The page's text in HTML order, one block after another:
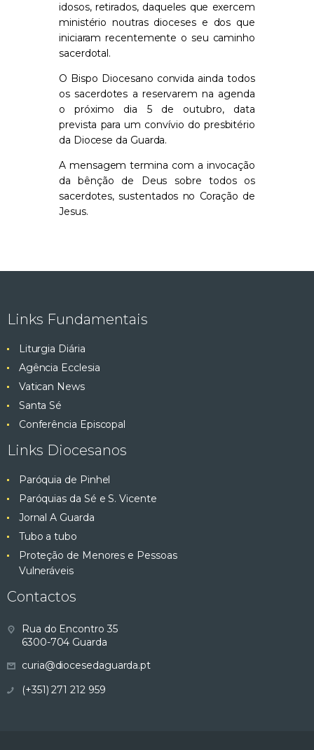
idosos, retirados, daqueles que exercem
ministério noutras dioceses e dos que
iniciaram recentemente o seu caminho
sacerdotal.
O Bispo Diocesano convida ainda todos
os sacerdotes a reservarem na agenda
o próximo dia 5 de outubro, data
prevista para um convívio do presbitério
da Diocese da Guarda.
A mensagem termina com a invocação
da bênção de Deus sobre todos os
sacerdotes, sustentados no Coração de
Jesus.
Links Fundamentais
Liturgia Diária
Agência Ecclesia
Vatican News
Santa Sé
Conferência Episcopal
Links Diocesanos
Paróquia de Pinhel
Paróquias da Sé e S. Vicente
Jornal A Guarda
Tubo a tubo
Proteção de Menores e Pessoas
Vulneráveis
Contactos
Rua do Encontro 35
6300-704 Guarda
curia@diocesedaguarda.pt
(+351) 271 212 959